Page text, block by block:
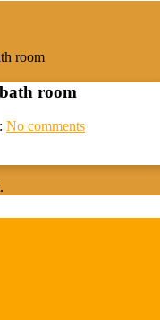
room
room
No comments